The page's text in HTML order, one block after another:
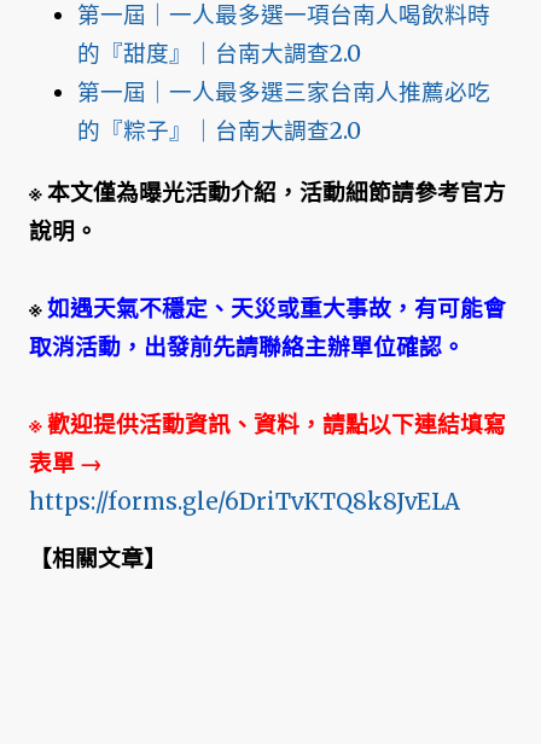
第一屆｜一人最多選一項台南人喝飲料時
的『甜度』｜台南大調查2.0
第一屆｜一人最多選三家台南人推薦必吃
的『粽子』｜台南大調查2.0
※ 本文僅為曝光活動介紹，活動細節請參考官方
說明。
※如遇天氣不穩定、天災或重大事故，有可能會
取消活動，出發前先請聯絡主辦單位確認。
※ 歡迎提供活動資訊、資料，請點以下連結填寫
表單 →
https://forms.gle/6DriTvKTQ8k8JvELA
【相關文章】